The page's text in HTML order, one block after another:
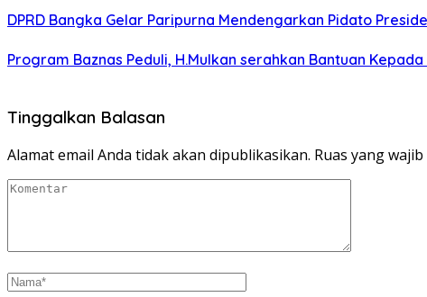
DPRD Bangka Gelar Paripurna Mendengarkan Pidato
Program Baznas Peduli, H.Mulkan serahkan Bantuan
Tinggalkan Balasan
Alamat email Anda tidak akan dipublikasikan. Ruas yang